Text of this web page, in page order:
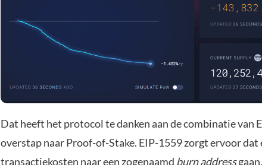
Dat heeft het protocol te danken aan de combinatie van
overstap naar Proof-of-Stake. EIP-1559 zorgt ervoor dat
transactiekosten naar een zogenaamd burn address